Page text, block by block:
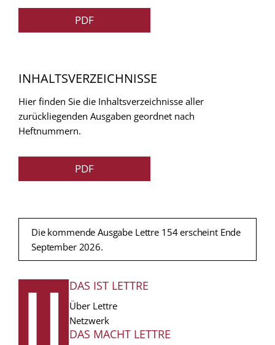
PDF
INHALTSVERZEICHNISSE
Hier finden Sie die Inhaltsverzeichnisse aller
zurückliegenden Ausgaben geordnet nach
Heftnummern.
PDF
Die kommende Ausgabe Lettre 154 erscheint Ende
September 2026.
FUSSZEILE
DAS IST LETTRE
Über Lettre
Netzwerk
DAS MACHT LETTRE